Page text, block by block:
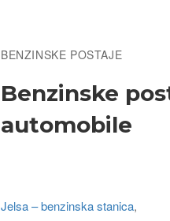
BENZINSKE POSTAJE
Benzinske
automobile
Jelsa – benzinska stanica,